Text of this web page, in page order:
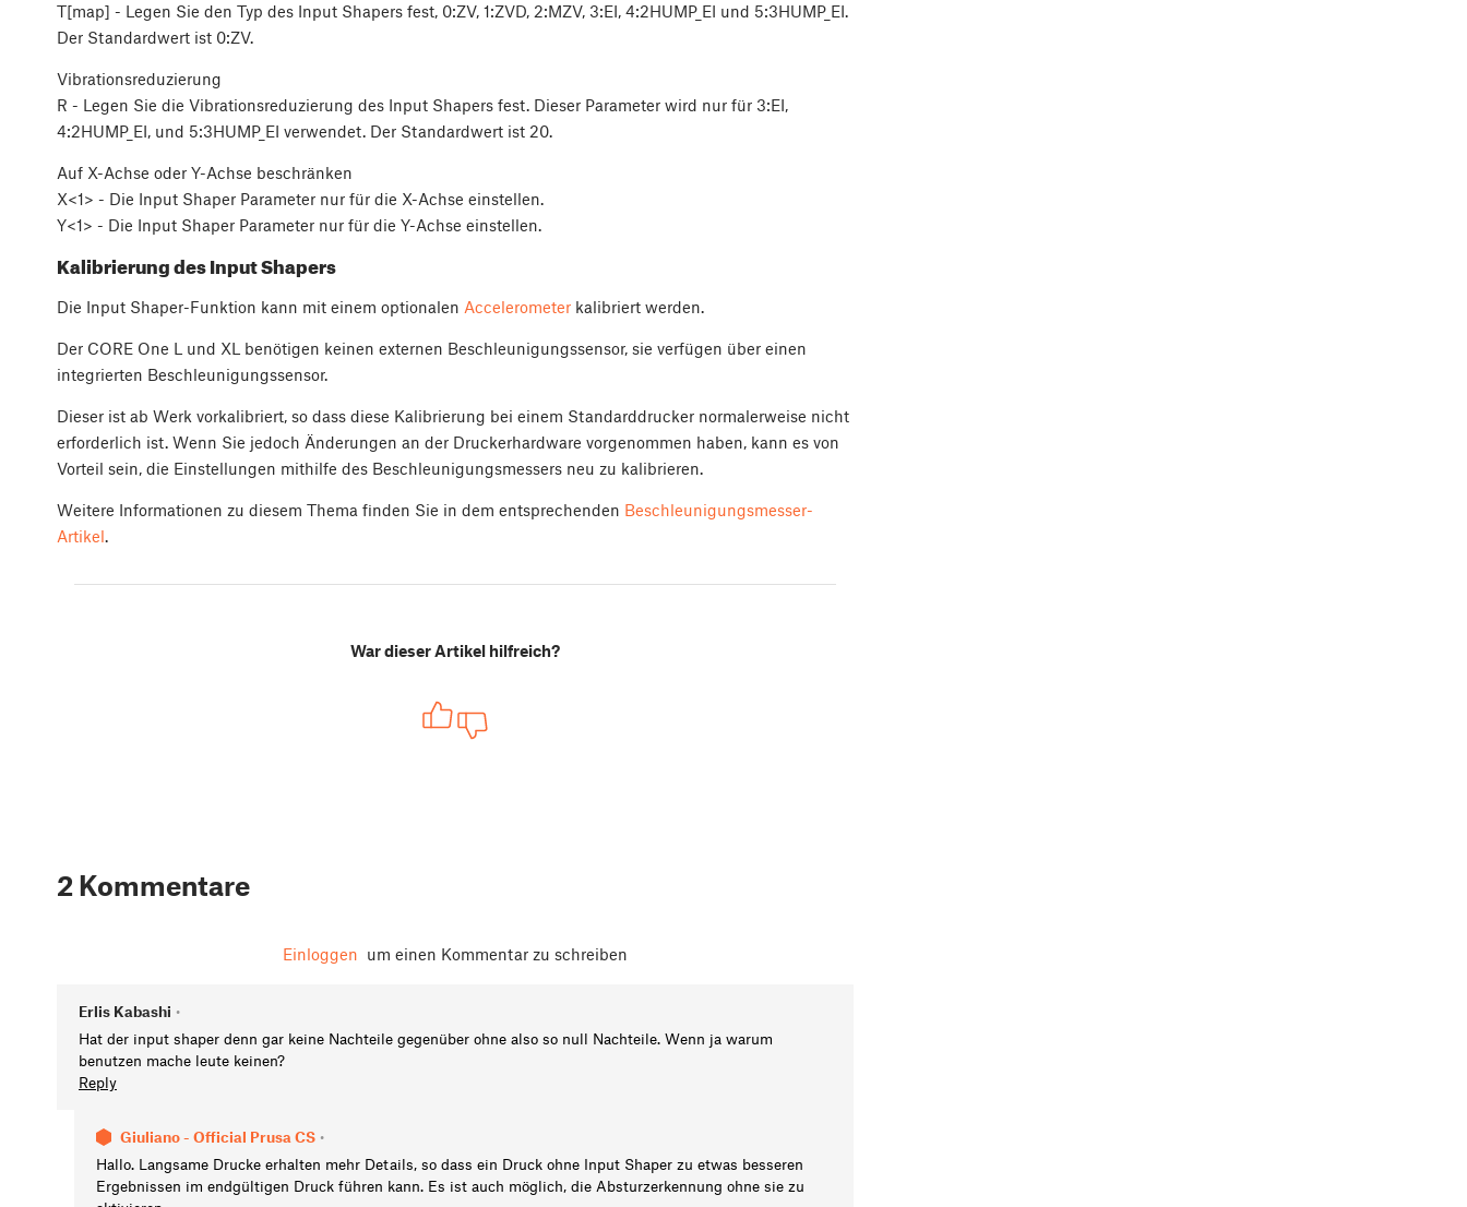
T[map] - Legen Sie den Typ des Input Shapers fest, 0:ZV, 1:ZVD, 2:MZV, 3:EI, 4:2HUMP_EI und 5:3HUMP_EI.
Der Standardwert ist 0:ZV.
Vibrationsreduzierung
R - Legen Sie die Vibrationsreduzierung des Input Shapers fest. Dieser Parameter wird nur für 3:EI,
4:2HUMP_EI, und 5:3HUMP_EI verwendet. Der Standardwert ist 20.
Auf X-Achse oder Y-Achse beschränken
X<1> - Die Input Shaper Parameter nur für die X-Achse einstellen.
Y<1> - Die Input Shaper Parameter nur für die Y-Achse einstellen.
Kalibrierung des Input Shapers
Die Input Shaper-Funktion kann mit einem optionalen Accelerometer kalibriert werden.
Der CORE One L und XL benötigen keinen externen Beschleunigungssensor, sie verfügen über einen
integrierten Beschleunigungssensor.
Dieser ist ab Werk vorkalibriert, so dass diese Kalibrierung bei einem Standarddrucker normalerweise nicht
erforderlich ist. Wenn Sie jedoch Änderungen an der Druckerhardware vorgenommen haben, kann es von
Vorteil sein, die Einstellungen mithilfe des Beschleunigungsmessers neu zu kalibrieren.
Weitere Informationen zu diesem Thema finden Sie in dem entsprechenden Beschleunigungsmesser-
Artikel.
War dieser Artikel hilfreich?
2 Kommentare
Einloggen um einen Kommentar zu schreiben
Erlis Kabashi •
Hat der input shaper denn gar keine Nachteile gegenüber ohne also so null Nachteile. Wenn ja warum
benutzen mache leute keinen?
Reply
Giuliano - Official Prusa CS •
Hallo. Langsame Drucke erhalten mehr Details, so dass ein Druck ohne Input Shaper zu etwas besseren
Ergebnissen im endgültigen Druck führen kann. Es ist auch möglich, die Absturzerkennung ohne sie zu